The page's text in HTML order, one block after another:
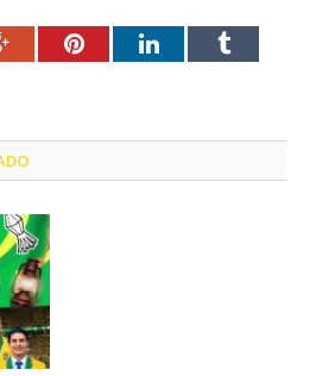
Google+PinterestLinkedInTumblr